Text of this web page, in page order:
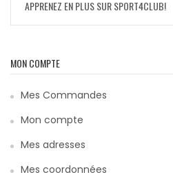
APPRENEZ EN PLUS SUR SPORT4CLUB!
MON COMPTE
Mes Commandes
Mon compte
Mes adresses
Mes coordonnées